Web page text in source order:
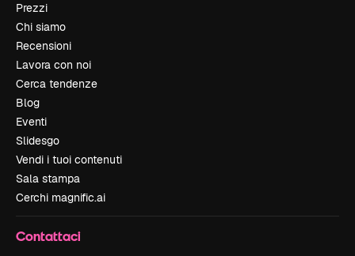
Prezzi
Chi siamo
Recensioni
Lavora con noi
Cerca tendenze
Blog
Eventi
Slidesgo
Vendi i tuoi contenuti
Sala stampa
Cerchi magnific.ai
Contattaci